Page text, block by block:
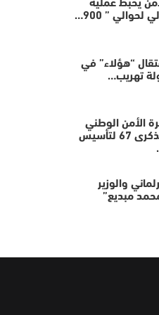
يحبط عملية
” 900…
“هؤلاء” في
تهريب…
الأمن الوطني
تحتفي بالذكرى 67 لتأسيس
والوزير
مبديع”